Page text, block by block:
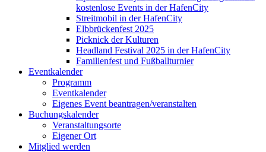
kostenlose Events in der HafenCity
Streitmobil in der HafenCity
Elbbrückenfest 2025
Picknick der Kulturen
Headland Festival 2025 in der HafenCity
Familienfest und Fußballturnier
Eventkalender
Programm
Eventkalender
Eigenes Event beantragen/veranstalten
Buchungskalender
Veranstaltungsorte
Eigener Ort
Mitglied werden